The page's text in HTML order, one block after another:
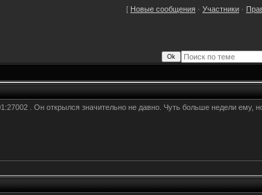
[ Новые сообщения · Участники ·
. Он открылся значительно не давно. Чуть больше недели ему,